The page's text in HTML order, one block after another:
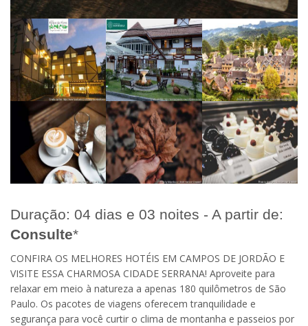
Duração: 04 dias e 03 noites - A partir de:
Consulte*
CONFIRA OS MELHORES HOTÉIS EM CAMPOS DE JORDÃO E
VISITE ESSA CHARMOSA CIDADE SERRANA! Aproveite para
relaxar em meio à natureza a apenas 180 quilômetros de São
Paulo. Os pacotes de viagens oferecem tranquilidade e
segurança para você curtir o clima de montanha e passeios por